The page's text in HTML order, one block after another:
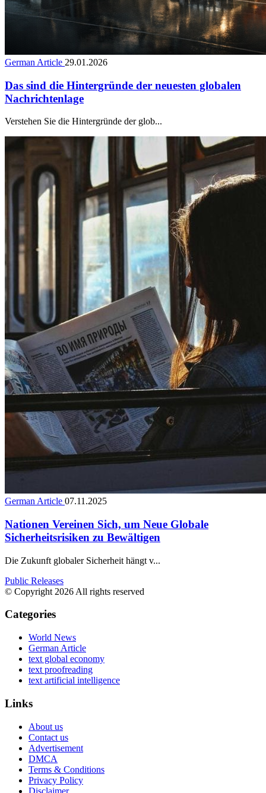
German Article 29.01.2026
Das sind die Hintergründe der neuesten globalen
Nachrichtenlage
Verstehen Sie die Hintergründe der glob...
German Article 07.11.2025
Nationen Vereinen Sich, um Neue Globale
Sicherheitsrisiken zu Bewältigen
Die Zukunft globaler Sicherheit hängt v...
Public Releases
© Copyright 2026 All rights reserved
Categories
World News
German Article
text global economy
text proofreading
text artificial intelligence
Links
About us
Contact us
Advertisement
DMCA
Terms & Conditions
Privacy Policy
Disclaimer